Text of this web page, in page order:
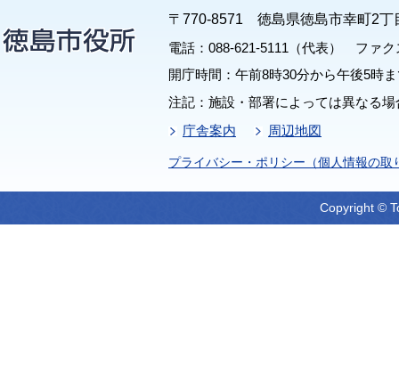
〒770-8571 徳島県徳島市幸町2丁
電話：088-621-5111（代表） ファク
開庁時間：午前8時30分から午後5時
注記：施設・部署によっては異なる
庁舎案内
周辺地図
プライバシー・ポリシー（個人情報の取
Copyright ©